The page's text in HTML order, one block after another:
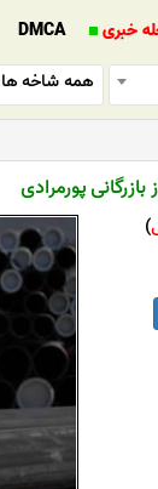
خبری DMCA
همه شاخه ها
پورمرادی
)